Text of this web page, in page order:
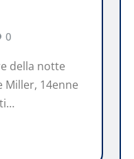
0
della notte
14enne